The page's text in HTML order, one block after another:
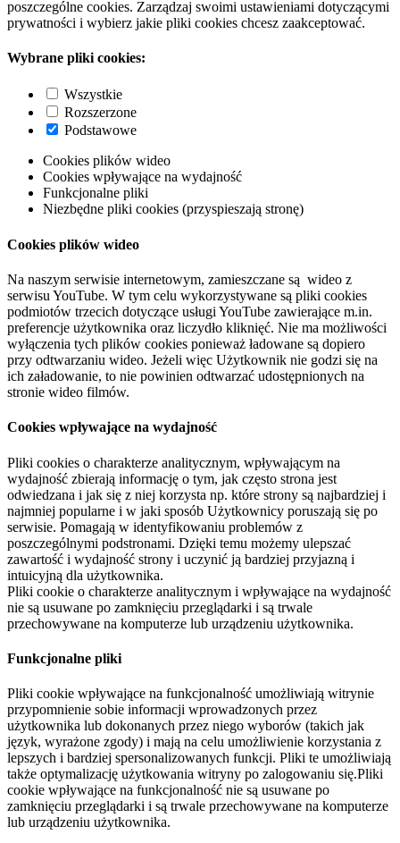
poszczególne cookies. Zarządzaj swoimi ustawieniami dotyczącymi
prywatności i wybierz jakie pliki cookies chcesz zaakceptować.
Wybrane pliki cookies:
Wszystkie
Rozszerzone
Podstawowe
Cookies plików wideo
Cookies wpływające na wydajność
Funkcjonalne pliki
Niezbędne pliki cookies (przyspieszają stronę)
Cookies plików wideo
Na naszym serwisie internetowym, zamieszczane są wideo z
serwisu YouTube. W tym celu wykorzystywane są pliki cookies
podmiotów trzecich dotyczące usługi YouTube zawierające m.in.
preferencje użytkownika oraz liczydło kliknięć. Nie ma możliwości
wyłączenia tych plików cookies ponieważ ładowane są dopiero
przy odtwarzaniu wideo. Jeżeli więc Użytkownik nie godzi się na
ich załadowanie, to nie powinien odtwarzać udostępnionych na
stronie wideo filmów.
Cookies wpływające na wydajność
Pliki cookies o charakterze analitycznym, wpływającym na
wydajność zbierają informację o tym, jak często strona jest
odwiedzana i jak się z niej korzysta np. które strony są najbardziej i
najmniej popularne i w jaki sposób Użytkownicy poruszają się po
serwisie. Pomagają w identyfikowaniu problemów z
poszczególnymi podstronami. Dzięki temu możemy ulepszać
zawartość i wydajność strony i uczynić ją bardziej przyjazną i
intuicyjną dla użytkownika.
Pliki cookie o charakterze analitycznym i wpływające na wydajność
nie są usuwane po zamknięciu przeglądarki i są trwale
przechowywane na komputerze lub urządzeniu użytkownika.
Funkcjonalne pliki
Pliki cookie wpływające na funkcjonalność umożliwiają witrynie
przypomnienie sobie informacji wprowadzonych przez
użytkownika lub dokonanych przez niego wyborów (takich jak
język, wyrażone zgody) i mają na celu umożliwienie korzystania z
lepszych i bardziej spersonalizowanych funkcji. Pliki te umożliwiają
także optymalizację użytkowania witryny po zalogowaniu się.Pliki
cookie wpływające na funkcjonalność nie są usuwane po
zamknięciu przeglądarki i są trwale przechowywane na komputerze
lub urządzeniu użytkownika.